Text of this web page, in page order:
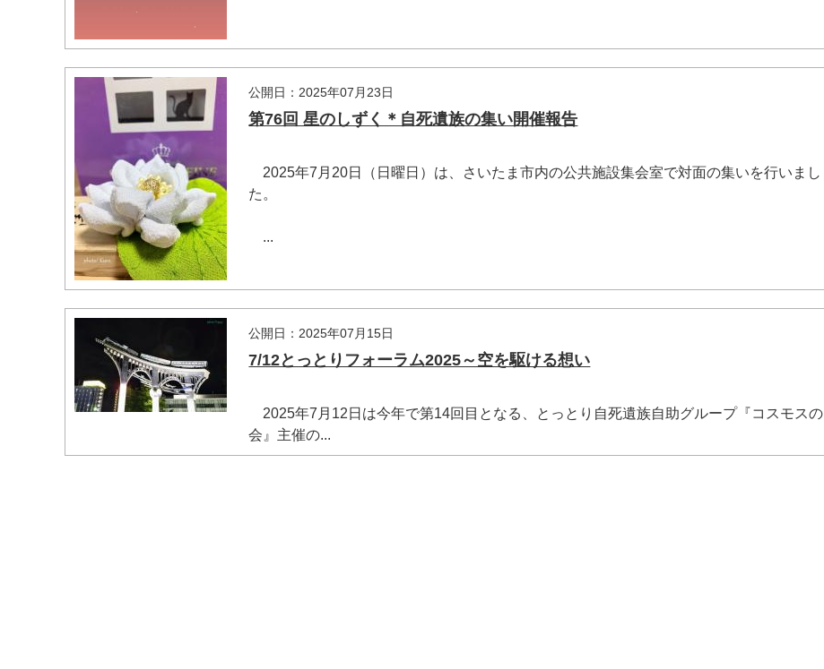
公開日：2025年07月23日
第76回 星のしずく＊自死遺族の集い開催報告
2025年7月20日（日曜日）は、さいたま市内の公共施設集会室で対面の集いを行いまし
た。
...
公開日：2025年07月15日
7/12とっとりフォーラム2025～空を駆ける想い
2025年7月12日は今年で第14回目となる、とっとり自死遺族自助グループ『コスモスの
会』主催の...
マイメディア検索